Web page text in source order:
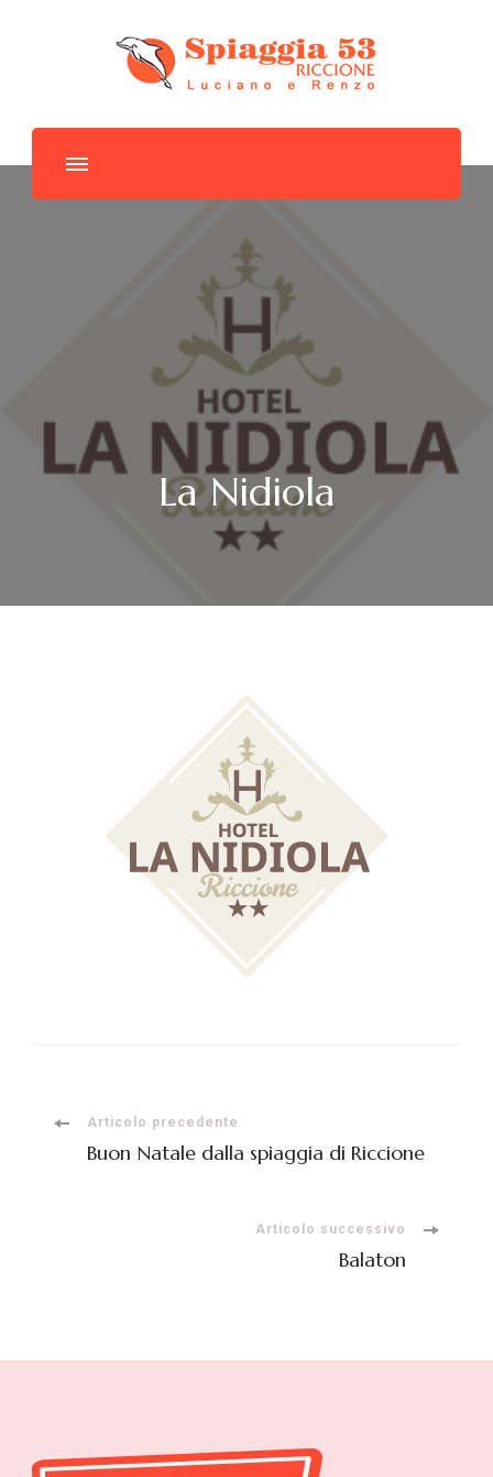
Spiaggia 53
La Nidiola
Navigazione
articoli
Articolo precedente
Buon Natale dalla spiaggia di Riccione
Articolo successivo
Balaton